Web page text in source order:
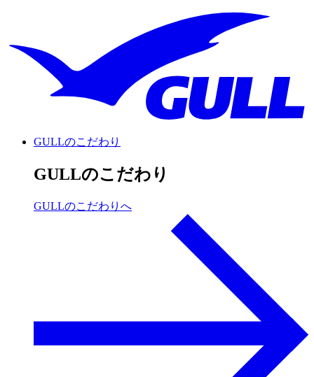
GULLのこだわり
GULLのこだわり
GULLのこだわりへ